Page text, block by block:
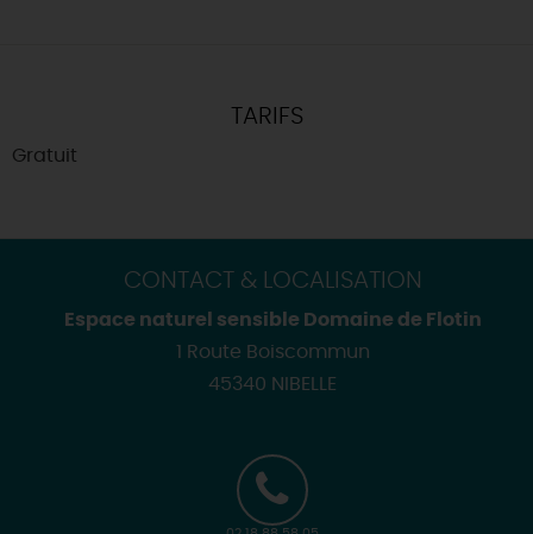
TARIFS
Gratuit
CONTACT & LOCALISATION
Espace naturel sensible Domaine de Flotin
1 Route Boiscommun
45340 NIBELLE